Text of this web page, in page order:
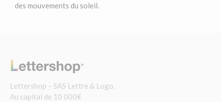
des mouvements du soleil.
Lettershop – SAS Lettre & Logo.
Au capital de 10 000€